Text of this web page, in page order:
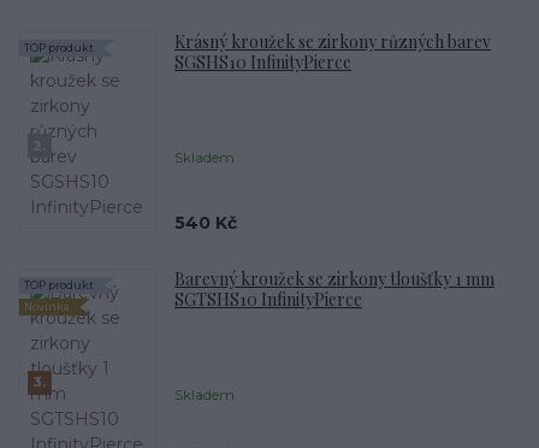
Krásný kroužek se zirkony různých barev
SGSHS10 InfinityPierce
Skladem
TOP produkt
540 Kč
3.
Barevný kroužek se zirkony tloušťky 1 mm
SGTSHS10 InfinityPierce
Skladem
TOP produkt
Novinka